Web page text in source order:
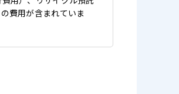
費用が含まれていま